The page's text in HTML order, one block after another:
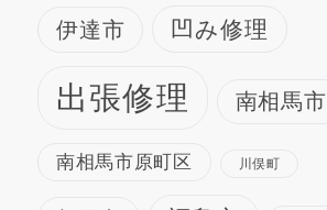
伊達市 凹み修理
出張修理 南相馬市
南相馬市原町区 川俣町